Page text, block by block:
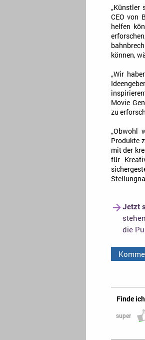
„Künstler
CEO von
helfen
können,
„Wir
Movie
zu
„Obwohl
Produkte
mit der
für
Jetzt
die
Finde
super